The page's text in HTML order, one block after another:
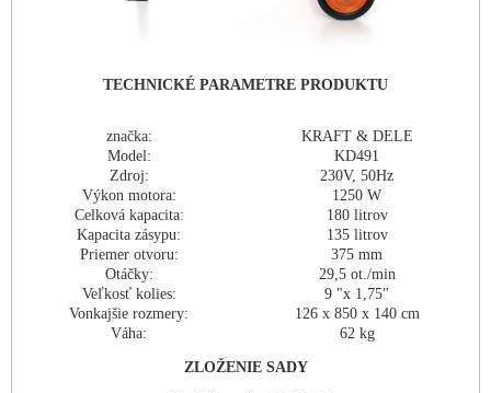
TECHNICKÉ PARAMETRE PRODUKTU
značka:
KRAFT & DELE
Model:
KD491
Zdroj:
230V, 50Hz
Výkon motora:
1250 W
Celková kapacita:
180 litrov
Kapacita zásypu:
135 litrov
Priemer otvoru:
375 mm
Otáčky:
29,5 ot./min
Veľkosť kolies:
9 "x 1,75"
Vonkajšie rozmery:
126 x 850 x 140 cm
Váha:
62 kg
ZLOŽENIE SADY